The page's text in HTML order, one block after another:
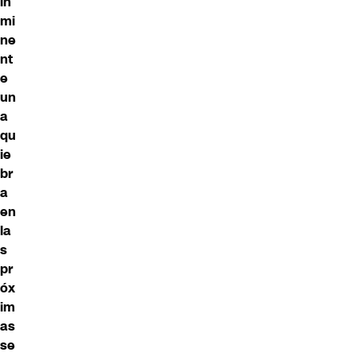
mi
ne
nt
e
un
a
qu
ie
br
a
en
la
s
pr
óx
im
as
se